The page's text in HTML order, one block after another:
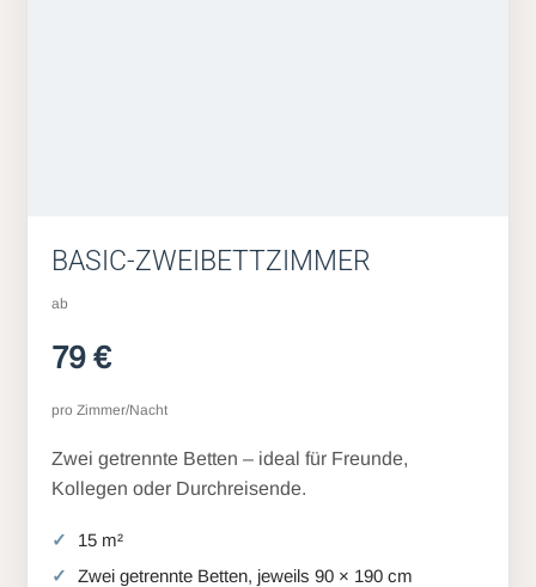
BASIC-ZWEIBETTZIMMER
ab
79 €
pro Zimmer/Nacht
Zwei getrennte Betten – ideal für Freunde,
Kollegen oder Durchreisende.
15 m²
Zwei getrennte Betten, jeweils 90 × 190 cm